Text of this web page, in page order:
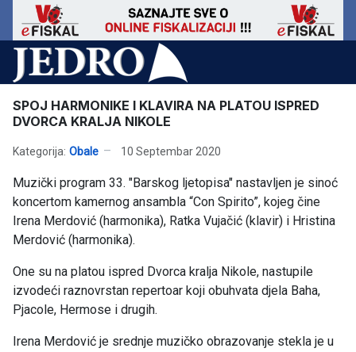
SPOJ HARMONIKE I KLAVIRA NA PLATOU ISPRED
DVORCA KRALJA NIKOLE
Kategorija: Obale 10 Septembar 2020
Muzički program 33. "Barskog ljetopisa" nastavljen je sinoć
koncertom kamernog ansambla “Con Spirito”, kojeg čine
Irena Merdović (harmonika), Ratka Vujačić (klavir) i Hristina
Merdović (harmonika).
One su na platou ispred Dvorca kralja Nikole, nastupile
izvodeći raznovrstan repertoar koji obuhvata djela Baha,
Pjacole, Hermose i drugih.
Irena Merdović je srednje muzičko obrazovanje stekla je u